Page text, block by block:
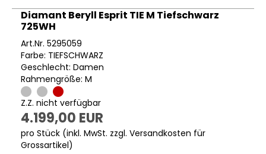
Diamant Beryll Esprit TIE M Tiefschwarz
725WH
Art.Nr. 5295059
Farbe: TIEFSCHWARZ
Geschlecht: Damen
Rahmengröße: M
Z.Z. nicht verfügbar
4.199,00 EUR
pro Stück (inkl. MwSt. zzgl. Versandkosten für
Grossartikel)